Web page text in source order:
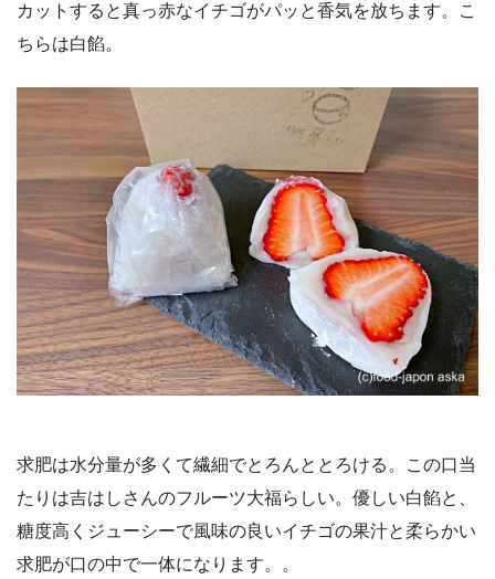
カットすると真っ赤なイチゴがパッと香気を放ちます。こ
ちらは白餡。
求肥は水分量が多くて繊細でとろんととろける。この口当
たりは吉はしさんのフルーツ大福らしい。優しい白餡と、
糖度高くジューシーで風味の良いイチゴの果汁と柔らかい
求肥が口の中で一体になります。。